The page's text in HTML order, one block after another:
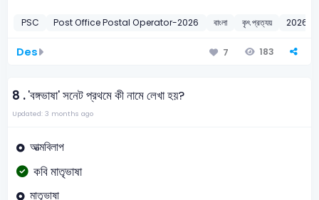
PSC Post Office Postal Operator-2026 বাংলা কৃৎ প্রত্যয় 2026
Des 7 183
8 .'বঙ্গভাষা' সনেট প্রথমে কী নামে লেখা হয়?
Updated: 3 months ago
আত্মবিলাপ
কবি মাতৃভাষা
মাতৃভাষা